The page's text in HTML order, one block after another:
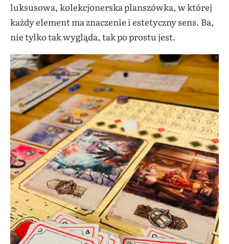
luksusowa, kolekcjonerska planszówka, w której
każdy element ma znaczenie i estetyczny sens. Ba,
nie tylko tak wygląda, tak po prostu jest.